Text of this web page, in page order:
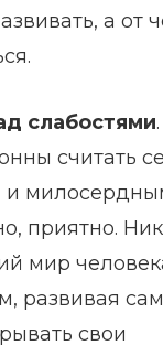
а от
слабостями
считать
приятно.
мир
развивая
свои